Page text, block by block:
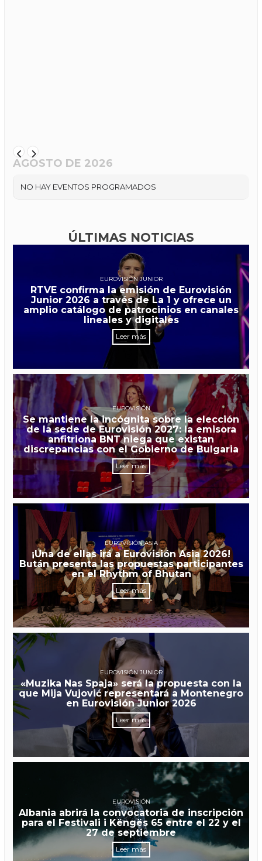
AGOSTO DE 2026
NO HAY EVENTOS PROGRAMADOS
ÚLTIMAS NOTICIAS
EUROVISIÓN JUNIOR
RTVE confirma la emisión de Eurovisión
Junior 2026 a través de La 1 y ofrece un
amplio catálogo de patrocinios en canales
lineales y digitales
Leer más
EUROVISIÓN
Se mantiene la incógnita sobre la elección
de la sede de Eurovisión 2027: la emisora
anfitriona BNT niega que existan
discrepancias con el Gobierno de Bulgaria
Leer más
EUROVISIÓN ASIA
¡Una de ellas irá a Eurovisión Asia 2026!
Bután presenta las propuestas participantes
en el Rhythm of Bhutan
Leer más
EUROVISIÓN JUNIOR
«Muzika Nas Spaja» será la propuesta con la
que Mija Vujović representará a Montenegro
en Eurovisión Junior 2026
Leer más
EUROVISIÓN
Albania abrirá la convocatoria de inscripción
para el Festivali i Këngës 65 entre el 22 y el
27 de septiembre
Leer más